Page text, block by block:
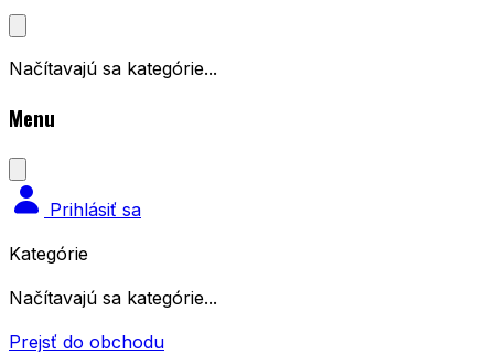
Načítavajú sa kategórie...
Menu
Prihlásiť sa
Kategórie
Načítavajú sa kategórie...
Prejsť do obchodu